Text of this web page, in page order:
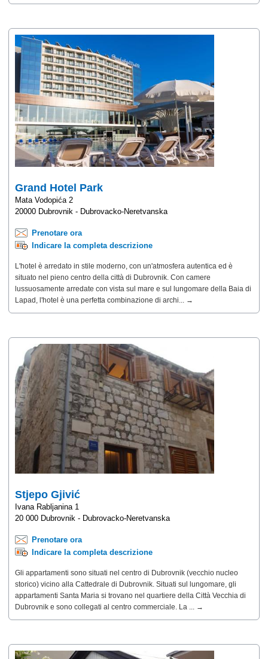
Grand Hotel Park
Mata Vodopića 2
20000 Dubrovnik - Dubrovacko-Neretvanska
Prenotare ora
Indicare la completa descrizione
L'hotel è arredato in stile moderno, con un'atmosfera autentica ed è
situato nel pieno centro della città di Dubrovnik. Con camere
lussuosamente arredate con vista sul mare e sul lungomare della Baia di
Lapad, l'hotel è una perfetta combinazione di archi... →
Stjepo Gjivić
Ivana Rabljanina 1
20 000 Dubrovnik - Dubrovacko-Neretvanska
Prenotare ora
Indicare la completa descrizione
Gli appartamenti sono situati nel centro di Dubrovnik (vecchio nucleo
storico) vicino alla Cattedrale di Dubrovnik. Situati sul lungomare, gli
appartamenti Santa Maria si trovano nel quartiere della Città Vecchia di
Dubrovnik e sono collegati al centro commerciale. La ... →